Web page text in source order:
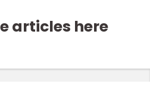
articles here